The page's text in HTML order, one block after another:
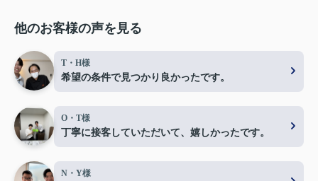
他のお客様の声を見る
T・H様
希望の条件で見つかり良かったです。
O・T様
丁寧に接客していただいて、嬉しかったです。
N・Y様